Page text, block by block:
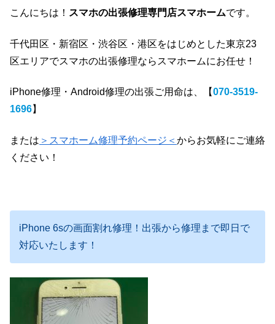
こんにちは！ スマホの出張修理専門店スマホームです。
千代田区・新宿区・渋谷区・港区をはじめとした東京23
区エリアでスマホの出張修理ならスマホームにお任せ！
iPhone修理・Android修理の出張ご用命は、【070-3519-
1696】
または ＞スマホーム修理予約ページ＜ からお気軽にご連絡
ください！
iPhone 6sの画面割れ修理！出張から修理まで即日で
対応いたします！